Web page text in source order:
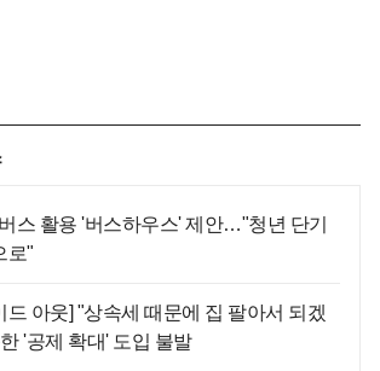
스 활용 '버스하우스' 제안…"청년 단기
로"
드 아웃] "상속세 때문에 집 팔아서 되겠
'공제 확대' 도입 불발